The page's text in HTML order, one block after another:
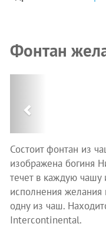
Фонтан
Состоит фонтан из
изображена богиня
течет в каждую чашу
исполнения желания
одну из чаш.
Intercontinental.